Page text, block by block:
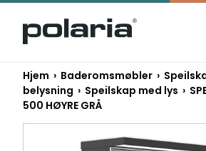
https://polaria.fi/name
Hjem › Baderomsmøbler ›
belysning › Speilskap med lys ›
500 HØYRE GRÅ